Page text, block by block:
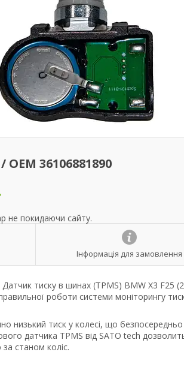
36106881890
не покидаючи сайту.
Інформація для замовлення
тиску в шинах (TPMS) BMW X3 F25
роботи системи моніторингу
низький тиск у колесі, що безпосередньо
датчика TPMS від SATO tech
станом коліс.